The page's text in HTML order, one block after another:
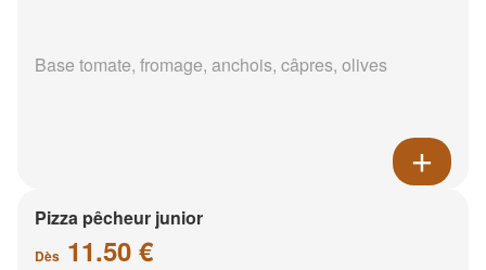
Base tomate, fromage, anchois, câpres, olives
Pizza pêcheur junior
Dès 11.50 €